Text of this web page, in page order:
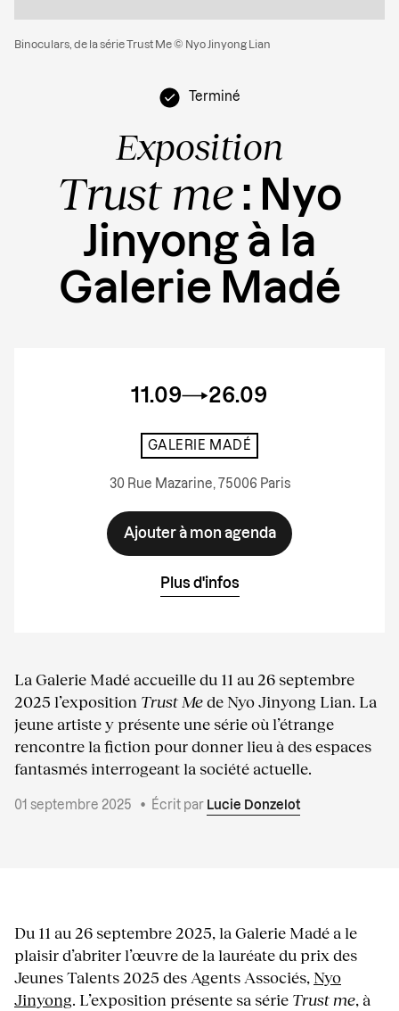
Terminé
Exposition
Trust me : Nyo
Jinyong à la
Galerie Madé
11.09 26.09
GALERIE MADÉ
30 Rue Mazarine, 75006 Paris
Ajouter à mon agenda
Plus d'infos
La Galerie Madé accueille du 11 au 26 septembre
2025 l’exposition Trust Mede Nyo Jinyong Lian. La
jeune artiste y présente une série où l’étrange
rencontre la fiction pour donner lieu à des espaces
fantasmés interrogeant la société actuelle.
01 septembre 2025 • Écrit par Lucie Donzelot
Binoculars, de la série Trust Me © Nyo Jinyong Lian
Du 11 au 26 septembre 2025, la Galerie Madé a le
plaisir d’abriter l’œuvre de la lauréate du prix des
Jeunes Talents 2025 des Agents Associés,Nyo
Jinyong. L’exposition présente sa série Trust me, à